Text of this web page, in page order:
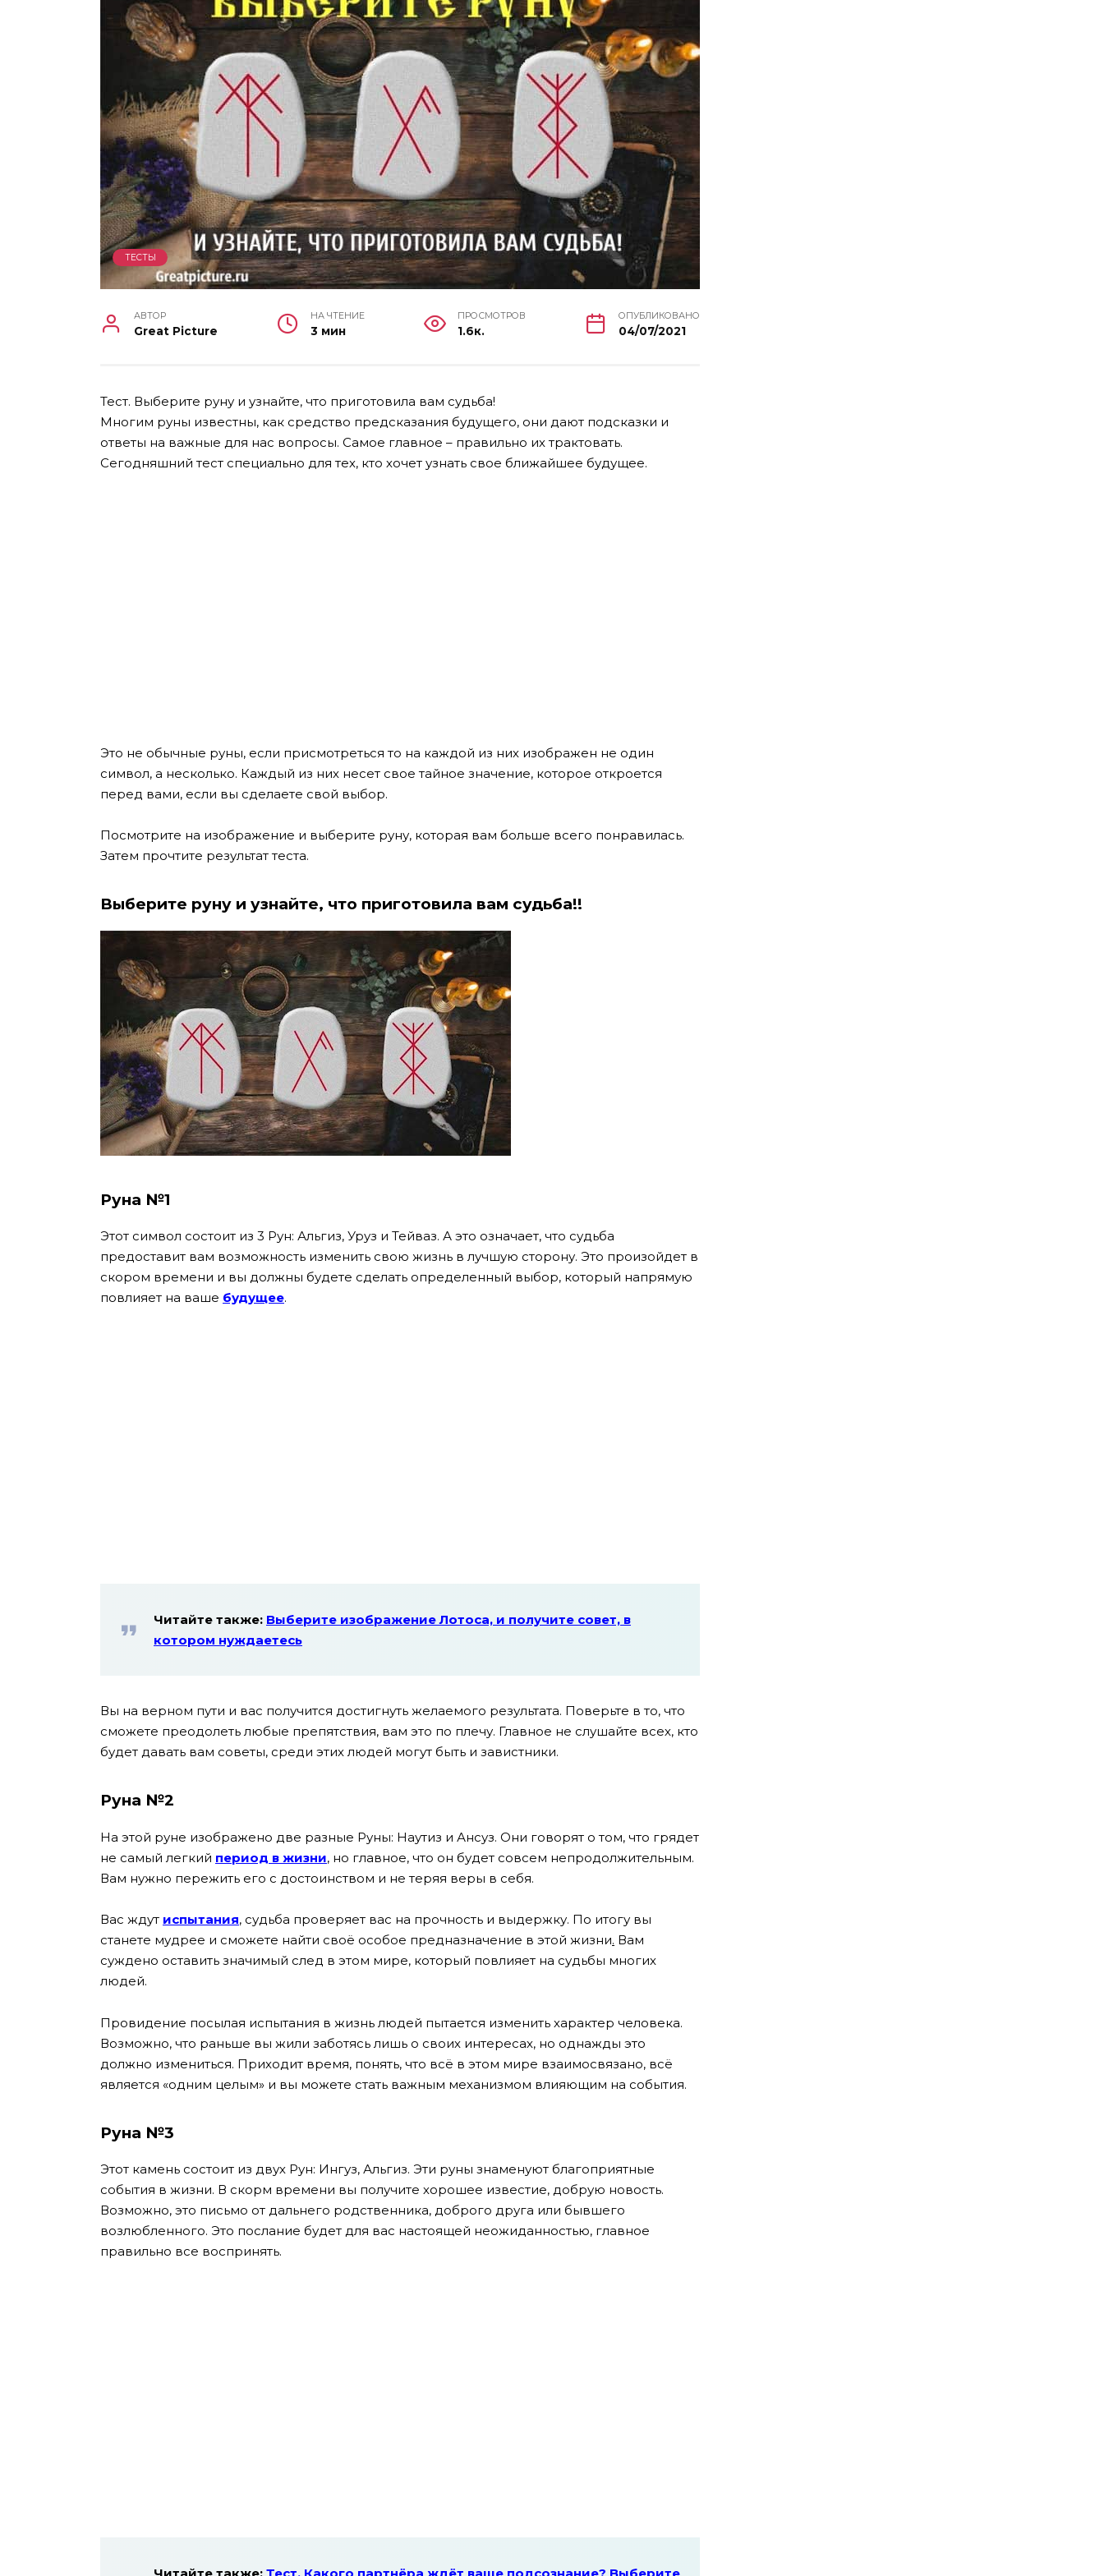
ТЕСТЫ
АВТОР
Great Picture
НА ЧТЕНИЕ
3 мин
ПРОСМОТРОВ
1.6к.
ОПУБЛИКОВАНО
04/07/2021
Тест. Выберите руну и узнайте, что приготовила вам судьба!
Многим руны известны, как средство предсказания будущего, они дают подсказки и
ответы на важные для нас вопросы. Самое главное – правильно их трактовать.
Сегодняшний тест специально для тех, кто хочет узнать свое ближайшее будущее.
Это не обычные руны, если присмотреться то на каждой из них изображен не один
символ, а несколько. Каждый из них несет свое тайное значение, которое откроется
перед вами, если вы сделаете свой выбор.
Посмотрите на изображение и выберите руну, которая вам больше всего понравилась.
Затем прочтите результат теста.
Выберите руну и узнайте, что приготовила вам судьба!!
Руна №1
Этот символ состоит из 3 Рун: Альгиз, Уруз и Тейваз. А это означает, что судьба
предоставит вам возможность изменить свою жизнь в лучшую сторону. Это произойдет в
скором времени и вы должны будете сделать определенный выбор, который напрямую
повлияет на ваше будущее.
Читайте также: Выберите изображение Лотоса, и получите совет, в
котором нуждаетесь
Вы на верном пути и вас получится достигнуть желаемого результата. Поверьте в то, что
сможете преодолеть любые препятствия, вам это по плечу. Главное не слушайте всех, кто
будет давать вам советы, среди этих людей могут быть и завистники.
Руна №2
На этой руне изображено две разные Руны: Наутиз и Ансуз. Они говорят о том, что грядет
не самый легкий период в жизни, но главное, что он будет совсем непродолжительным.
Вам нужно пережить его с достоинством и не теряя веры в себя.
Вас ждут испытания, судьба проверяет вас на прочность и выдержку. По итогу вы
станете мудрее и сможете найти своё особое предназначение в этой жизни. Вам
суждено оставить значимый след в этом мире, который повлияет на судьбы многих
людей.
Провидение посылая испытания в жизнь людей пытается изменить характер человека.
Возможно, что раньше вы жили заботясь лишь о своих интересах, но однажды это
должно измениться. Приходит время, понять, что всё в этом мире взаимосвязано, всё
является «одним целым» и вы можете стать важным механизмом влияющим на события.
Руна №3
Этот камень состоит из двух Рун: Ингуз, Альгиз. Эти руны знаменуют благоприятные
события в жизни. В скорм времени вы получите хорошее известие, добрую новость.
Возможно, это письмо от дальнего родственника, доброго друга или бывшего
возлюбленного. Это послание будет для вас настоящей неожиданностью, главное
правильно все воспринять.